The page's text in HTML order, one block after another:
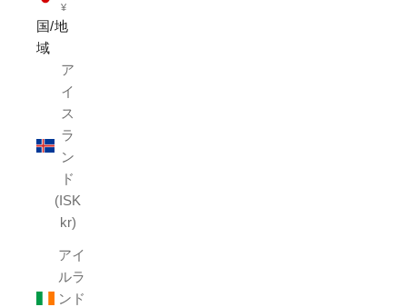
¥
国/地
域
ア
イ
ス
ラ
ン
ド
(ISK
kr)
アイ
ルラ
ンド